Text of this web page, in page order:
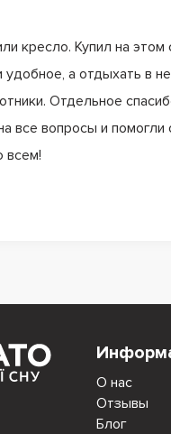
кресло. Купил на
удобное, а отдыхать в
Отдельное
все вопросы и
всем!
О нас
Отзывы
Блог